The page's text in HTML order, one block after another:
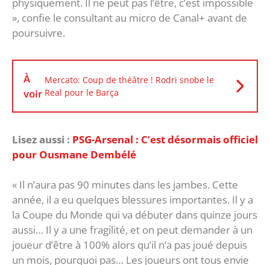
», confie le consultant au micro de Canal+ avant de
poursuivre.
À
voir
Mercato: Coup de théâtre ! Rodri snobe le
Real pour le Barça
Lisez aussi : PSG-Arsenal : C’est désormais officiel
pour Ousmane Dembélé
« Il n’aura pas 90 minutes dans les jambes. Cette
année, il a eu quelques blessures importantes. Il y a
la Coupe du Monde qui va débuter dans quinze jours
aussi… Il y a une fragilité, et on peut demander à un
joueur d’être à 100% alors qu’il n’a pas joué depuis
un mois, pourquoi pas… Les joueurs ont tous envie